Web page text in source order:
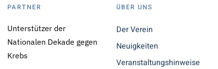
PARTNER
Unterstützer der
Nationalen Dekade gegen
Krebs
ÜBER UNS
Der Verein
Neuigkeiten
Veranstaltungshinweise